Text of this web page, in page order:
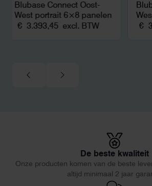
Blubase Connect Oost-
West portrait 6×8 panelen
€ 3.393,45 excl. BTW
€
De beste kwaliteit
Onze producten komen van de beste
altijd minimaal 2 jaar